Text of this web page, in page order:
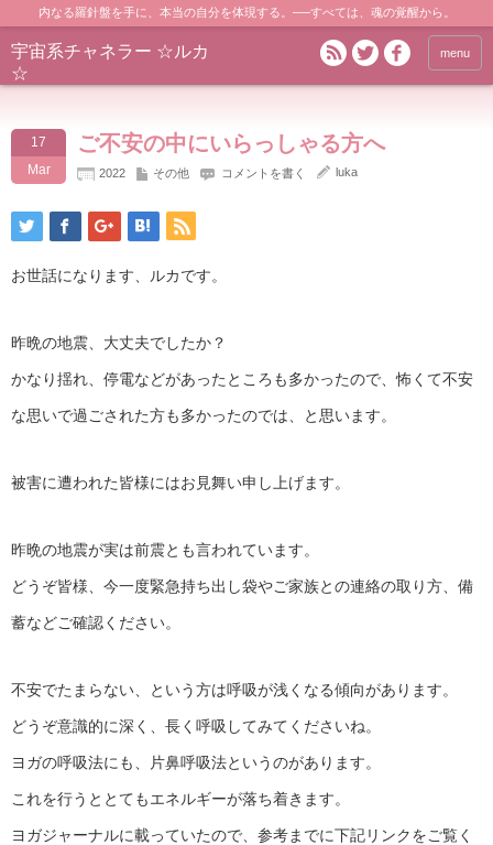
内なる羅針盤を手に、本当の自分を体現する。──すべては、魂の覚醒から。
宇宙系チャネラー ☆ルカ
☆
menu
17
Mar
ご不安の中にいらっしゃる方へ
2022 その他 コメントを書く luka
お世話になります、ルカです。
昨晩の地震、大丈夫でしたか？
かなり揺れ、停電などがあったところも多かったので、怖くて不安
な思いで過ごされた方も多かったのでは、と思います。
被害に遭われた皆様にはお見舞い申し上げます。
昨晩の地震が実は前震とも言われています。
どうぞ皆様、今一度緊急持ち出し袋やご家族との連絡の取り方、備
蓄などご確認ください。
不安でたまらない、という方は呼吸が浅くなる傾向があります。
どうぞ意識的に深く、長く呼吸してみてくださいね。
ヨガの呼吸法にも、片鼻呼吸法というのがあります。
これを行うととてもエネルギーが落ち着きます。
ヨガジャーナルに載っていたので、参考までに下記リンクをご覧く